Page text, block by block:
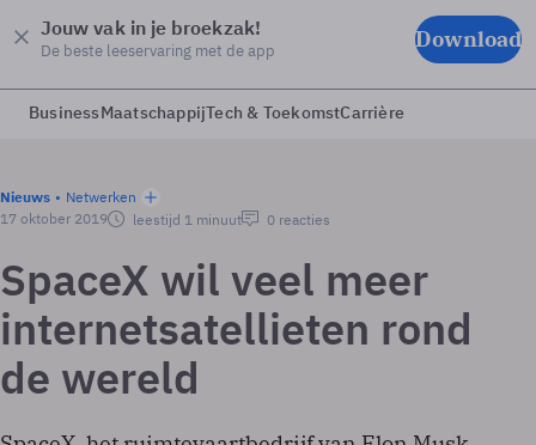
Jouw vak in je broekzak!
De beste leeservaring met de app Download
BusinessMaatschappijTech & ToekomstCarrière
Nieuws
Netwerken
17 oktober 2019
leestijd 1 minuut 0 reacties
SpaceX wil veel meer
internetsatellieten rond
de wereld